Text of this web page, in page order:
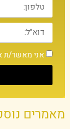
אני מאשר/ת
מאמרים